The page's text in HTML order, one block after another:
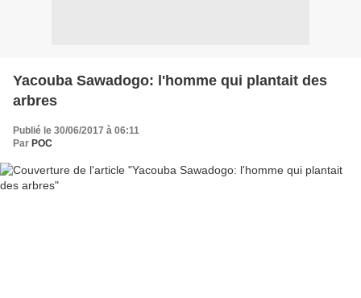
Yacouba Sawadogo: l'homme qui plantait des
arbres
Publié le 30/06/2017 à 06:11
Par POC